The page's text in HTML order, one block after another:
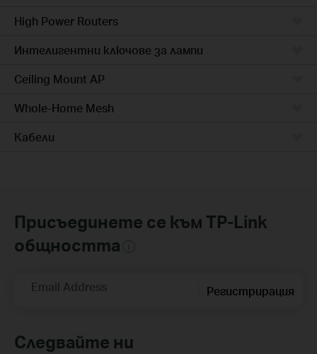
High Power Routers
Интелигентни ключове за лампи
Ceiling Mount AP
Whole-Home Mesh
Кабели
Присъединете се към TP-Link
общността
Email Address Регистрирация
Следвайте ни